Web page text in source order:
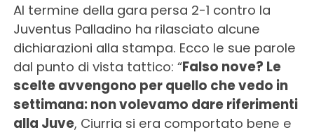
Al termine della gara persa 2-1 contro la
Juventus Palladino ha rilasciato alcune
dichiarazioni alla stampa. Ecco le sue parole
dal punto di vista tattico: “Falso nove? Le
scelte avvengono per quello che vedo in
settimana: non volevamo dare riferimenti
alla Juve, Ciurria si era comportato bene e